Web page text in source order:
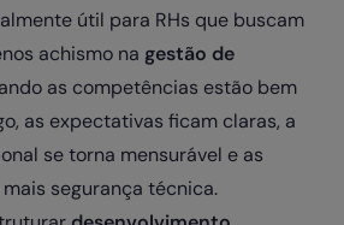
útil para RHs que buscam
achismo na gestão de
as competências estão bem
as expectativas ficam claras, a
se torna mensurável e as
segurança técnica.